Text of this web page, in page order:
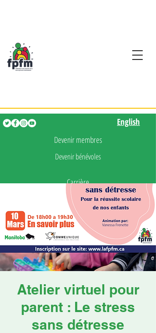
Devenir membres
Devenir bénévoles
Carrière
Presse
Faire un don
English
Atelier virtuel pour
parent : Le stress
sans détresse